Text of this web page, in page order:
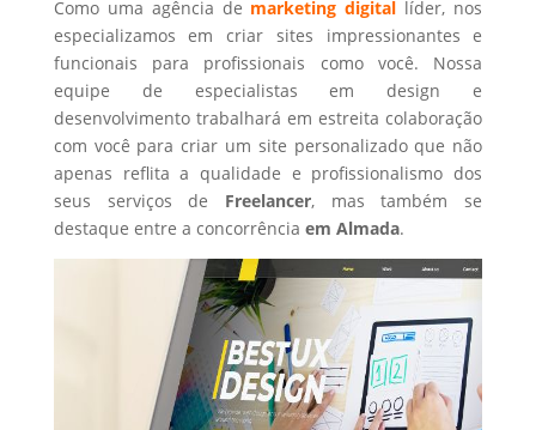
Como uma agência de marketing digital líder, nos
especializamos em criar sites impressionantes e
funcionais para profissionais como você. Nossa
equipe de especialistas em design e
desenvolvimento trabalhará em estreita colaboração
com você para criar um site personalizado que não
apenas reflita a qualidade e profissionalismo dos
seus serviços de Freelancer, mas também se
destaque entre a concorrência em Almada.